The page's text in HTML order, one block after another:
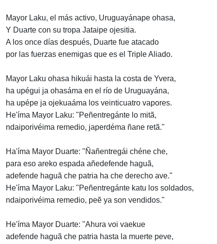
Mayor Laku, el más activo, Uruguayánape ohasa,
Y Duarte con su tropa Jataipe ojesitia.
A los once días después, Duarte fue atacado
por las fuerzas enemigas que es el Triple Aliado.
Mayor Laku ohasa hikuái hasta la costa de Yvera,
ha upégui ja ohasáma en el río de Uruguayána,
ha upépe ja ojekuaáma los veinticuatro vapores.
He'íma Mayor Laku: "Peñentregánte lo mitã,
ndaiporivéima remedio, japerdéma ñane retã."
Ha'íma Mayor Duarte: "Ñañentregái chéne che,
para eso areko espada añedefende haguã,
adefende haguã che patria ha che derecho ave."
He'íma Mayor Laku: "Peñentregánte katu los soldados,
ndaiporivéima remedio, peẽ ya son vendidos."
He'íma Mayor Duarte: "Ahura voi vaekue
adefende haguã che patria hasta la muerte peve,